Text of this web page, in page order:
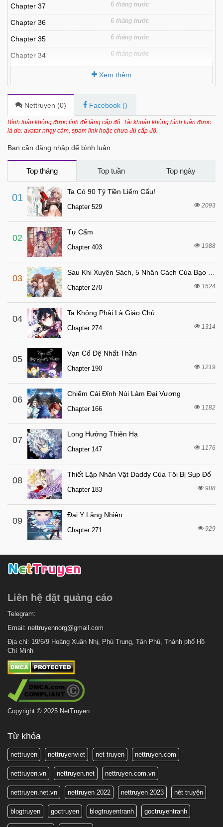
Chapter 37 6 tháng trước
Chapter 36 6 tháng trước
Chapter 35 6 tháng trước
Chapter 34 6 tháng trước
Chapter 32 6 tháng trước
Chapter 31 6 tháng trước
Chapter 30 6 tháng trước
6 tháng trước
Chapter 26 6 tháng trước
Chapter 25
Chapter 23
Chapter 22
Chapter 21
Chapter 20
Chapter 19
Chapter 18
Chapter 17 6 tháng trước
Chapter 16 6 tháng trước
Chapter 15
Chapter 14 6 tháng trước
Chapter 13
Chapter 12 6 tháng trước
Chapter 11
Chapter 10
Chapter 9.1 6 tháng trước
Chapter 9
Chapter 8 6 tháng trước
Chapter 7
Chapter 6
Chapter 5 6 tháng trước
Chapter 4
Chapter 2
Xem thêm
Nettruyen (0) Facebook ()
Bình luận không được tính để tăng cấp độ. Tài khoản không bình luận được
là do: avatar nhạy cảm, spam link hoặc chưa đủ cấp độ.
Bạn cần đăng nhập để bình luận
Top tháng Top tuần Top ngày
01
Ta Có 90 Tỷ Tiền Liếm Cẩu!
Chapter 529 2093
02
Tự Cẩm
Chapter 403 1988
03
Chapter 270 1524
04
Ta Không Phải Là Giáo Chủ
Chapter 274 1314
05
Vạn Cổ Đệ Nhất Thần
Chapter 190 1219
06
Chiếm Cái Đỉnh Núi Làm Đại Vương
Chapter 166 1182
07
Long Hưởng Thiên Hạ
Chapter 147 1176
08
Thiết Lập Nhân Vật Daddy Của Tôi Bị Sụp Đổ
Chapter 183 988
09
Đại Y Lăng Nhiên
Chapter 271 929
Liên hệ dặt quảng cáo
Telegram:
Email: nettruyennorg@gmail.com
Địa chỉ: 19/6/9 Hoàng Xuân Nhị, Phú Trung, Tân Phú, Thành phố Hồ
Chí Minh
Copyright © 2025 NetTruyen
Từ khóa
nettruyen nettruyenviet net truyen nettruyen.com
nettruyen.vn nettruyen.net nettruyen.com.vn
nettruyen.net.vn nettruyen 2022 nettruyen 2023 nét truyện
blogtruyen goctruyen blogtruyentranh goctruyentranh